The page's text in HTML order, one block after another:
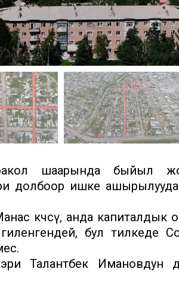
шаарында быйыл
долбоор ишке
көчөсү, анда капиталдык
бул тилкеде
Талантбек Имановдун